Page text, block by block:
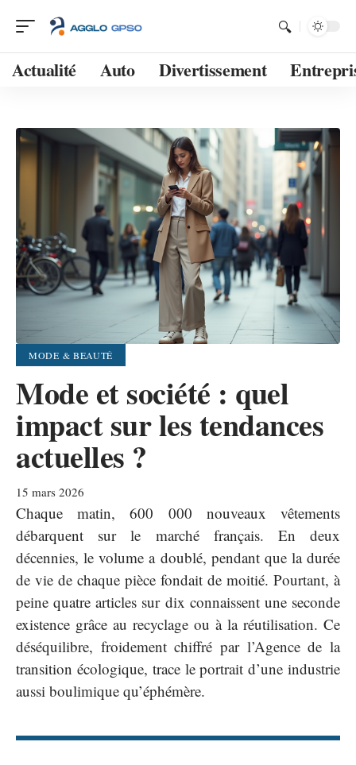
Actualité Auto Divertissement
MODE & BEAUTÉ
Mode et société : quel
impact sur les tendances
actuelles ?
15 mars 2026
Chaque matin, 600 000 nouveaux vêtements
débarquent sur le marché français. En deux
décennies, le volume a doublé, pendant que la durée
de vie de chaque pièce fondait de moitié. Pourtant, à
peine quatre articles sur dix connaissent une seconde
existence grâce au recyclage ou à la réutilisation. Ce
déséquilibre, froidement chiffré par l’Agence de la
transition écologique, trace le portrait d’une industrie
aussi boulimique qu’éphémère.